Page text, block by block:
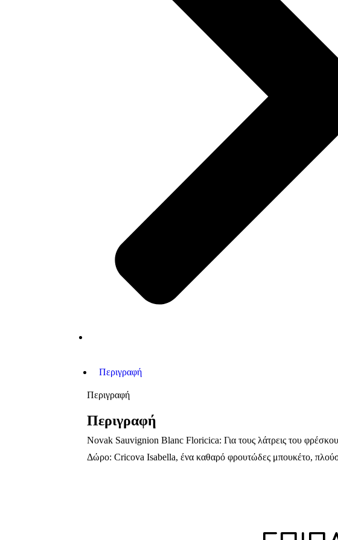
Περιγραφή
Περιγραφή
Περιγραφή
Novak Sauvignion Blanc Floricica: Για τους λάτρεις του
Δώρο: Cricova Isabella, ένα καθαρό φρουτώδες μπουκέτο,